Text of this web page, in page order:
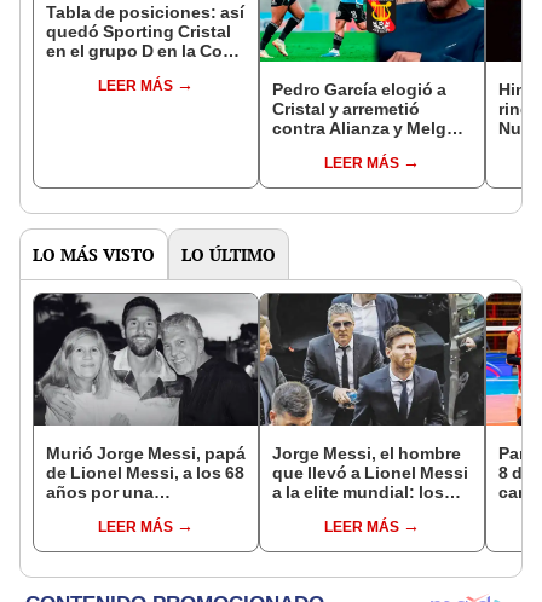
Tabla de posiciones: así
quedó Sporting Cristal
en el grupo D en la Copa
LEER MÁS
Pedro García elogió a
Cristal y arremetió
contra Alianza y Melgar:
LEER MÁS
LO MÁS VISTO LO ÚLTIMO
Murió Jorge Messi, papá
de Lionel Messi, a los 68
años por una
LEER MÁS
Jorge Messi, el hombre
que llevó a Lionel Messi
a la elite mundial: los
carrera de su hijo
LEER MÁS
8 de